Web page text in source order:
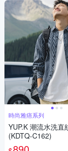
時尚雅痞系列
YUP.K 潮流水洗直
(KDTQ-C162)